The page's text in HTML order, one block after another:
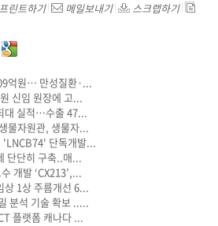
린트하기 메일보내기
스크랩하기
억원… 만성질환·...
신임 원장에 고...
대 실적…수출 47...
물자원관, 생물자...
'LNCB74' 단독개발...
단단히 구축..매...
개발 ‘CX213’,...
상 1상 주름개선 6...
분석 기술 확보 .....
플랫폼 캐나다 ...